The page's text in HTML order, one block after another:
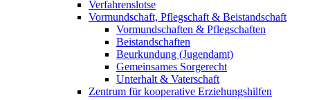
Verfahrenslotse
Vormundschaft, Pflegschaft & Beistandschaft
Vormundschaften & Pflegschaften
Beistandschaften
Beurkundung (Jugendamt)
Gemeinsames Sorgerecht
Unterhalt & Vaterschaft
Zentrum für kooperative Erziehungshilfen